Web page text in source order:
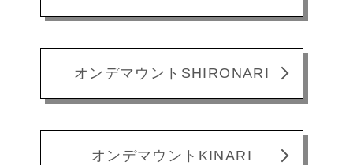
オンデマウントSHIRONARI
オンデマウントKINARI